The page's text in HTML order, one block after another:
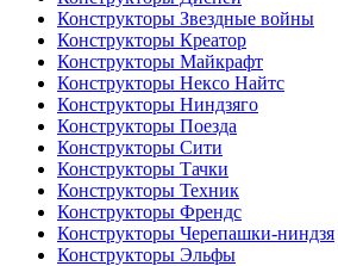
Конструкторы Звездные войны
Конструкторы Креатор
Конструкторы Майкрафт
Конструкторы Нексо Найтс
Конструкторы Ниндзяго
Конструкторы Поезда
Конструкторы Сити
Конструкторы Тачки
Конструкторы Техник
Конструкторы Френдс
Конструкторы Черепашки-ниндзя
Конструкторы Эльфы